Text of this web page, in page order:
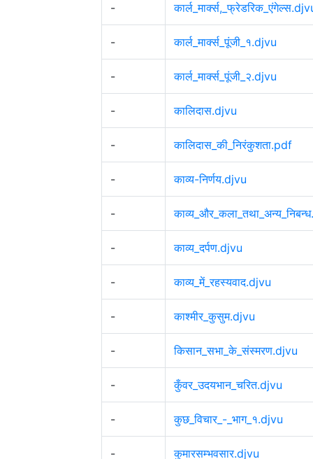
-
- कार्ल_मार्क्स_पूंजी_१.djvu
- कार्ल_मार्क्स_पूंजी_२.djvu
- कालिदास.djvu
- कालिदास_की_निरंकुशता.pdf
- काव्य-निर्णय.djvu
-
- काव्य_दर्पण.djvu
- काव्य_में_रहस्यवाद.djvu
- काश्मीर_कुसुम.djvu
- किसान_सभा_के_संस्मरण.djvu
- कुँवर_उदयभान_चरित.djvu
- कुछ_विचार_-_भाग_१.djvu
- कुमारसम्भवसार.djvu